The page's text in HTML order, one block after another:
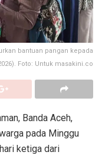
bantuan pangan kepada
Foto: Untuk masakini.co
Banda Aceh,
pada Minggu
ketiga dari